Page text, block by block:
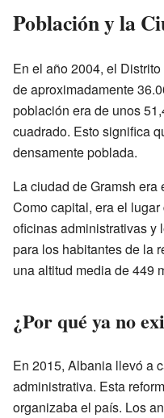
Población y la
En el año 2004, el
de aproximadamente
población era de unos
cuadrado. Esto significa
densamente poblada.
La ciudad de Gramsh
Como capital, era el
oficinas administrativas y
para los habitantes de la
una altitud media de 449
¿Por qué ya no
En 2015, Albania llevó a
administrativa. Esta
organizaba el país. Los